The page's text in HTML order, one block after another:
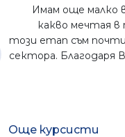
Още курсисти
Имам още малко
какво мечтая
този етап съм
сектора. Благодаря